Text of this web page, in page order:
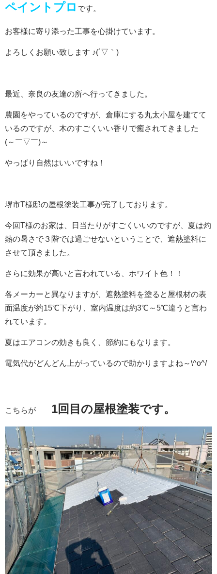
ペイントプロ です。
お客様に寄り添った工事を心掛けています。
よろしくお願い致します ♪(´▽｀)
最近、奈良の友達の所へ行ってきました。
農園をやっているのですが、倉庫にする丸太小屋を建てて
いるのですが、木のすごくいい香りで癒されてきました
(～￣▽￣)～
やっぱり自然はいいですね！
堺市T様邸の屋根塗装工事が完了しております。
今回T様のお家は、日当たりがすごくいいのですが、夏は灼
熱の暑さで３階では過ごせないということで、遮熱塗料に
させて頂きました。
さらに効果が高いと言われている、ホワイト色！！
各メーカーと異なりますが、遮熱塗料を塗ると屋根材の表
面温度が約15℃下がり、室内温度は約3℃～5℃違うと言わ
れています。
夏はエアコンの効きも良く、節約にもなります。
電気代がどんどん上がっているので助かりますよね～\^o^/
こちらが 1回目の屋根塗装です。